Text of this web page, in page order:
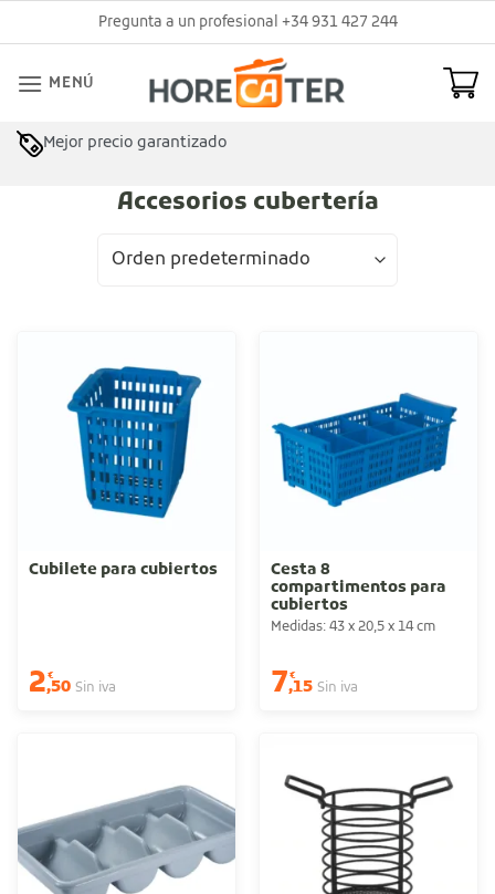
al
Pregunta a un profesional +34 931 427 244
MENÚ
Mejor precio garantizado
Accesorios cubertería
Cubilete para cubiertos
2€
,50 Sin iva
Cesta 8
compartimentos para
cubiertos
Medidas: 43 x 20,5 x 14 cm
7€
,15 Sin iva